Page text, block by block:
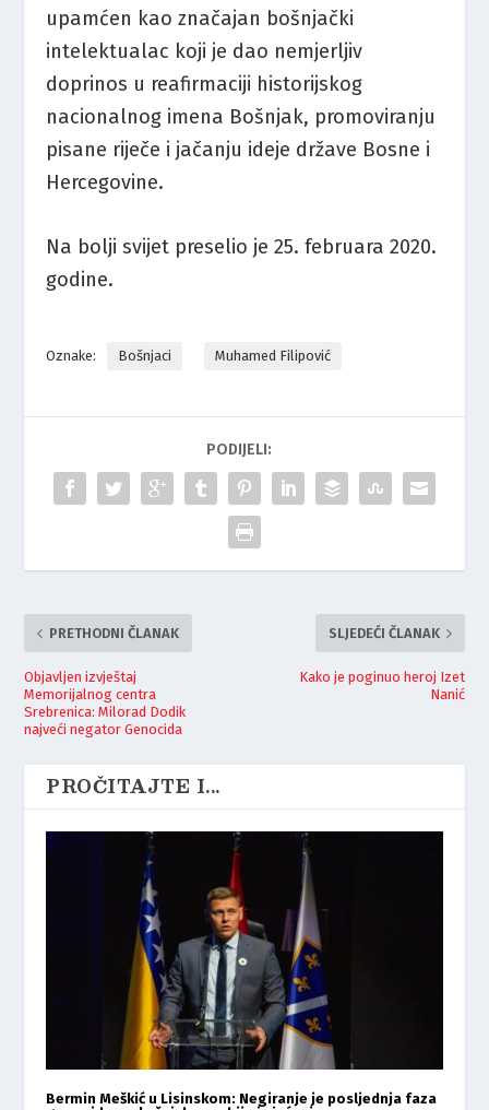
upamćen kao značajan bošnjački
intelektualac koji je dao nemjerljiv
doprinos u reafirmaciji historijskog
nacionalnog imena Bošnjak, promoviranju
pisane riječe i jačanju ideje države Bosne i
Hercegovine.
Na bolji svijet preselio je 25. februara 2020.
godine.
Oznake: Bošnjaci Muhamed Filipović
PODIJELI:
PRETHODNI ČLANAK
Objavljen izvještaj
Memorijalnog centra
Srebrenica: Milorad Dodik
najveći negator Genocida
SLJEDEĆI ČLANAK
Kako je poginuo heroj Izet
Nanić
PROČITAJTE I...
Bermin Meškić u Lisinskom: Negiranje je posljednja faza